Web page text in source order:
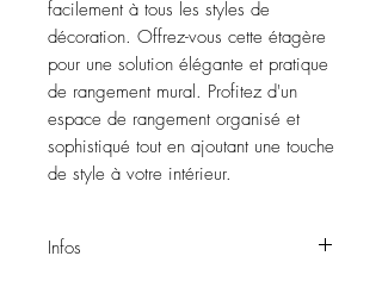
facilement à tous les styles de
décoration. Offrez-vous cette étagère
pour une solution élégante et pratique
de rangement mural. Profitez d'un
espace de rangement organisé et
sophistiqué tout en ajoutant une touche
de style à votre intérieur.
Infos